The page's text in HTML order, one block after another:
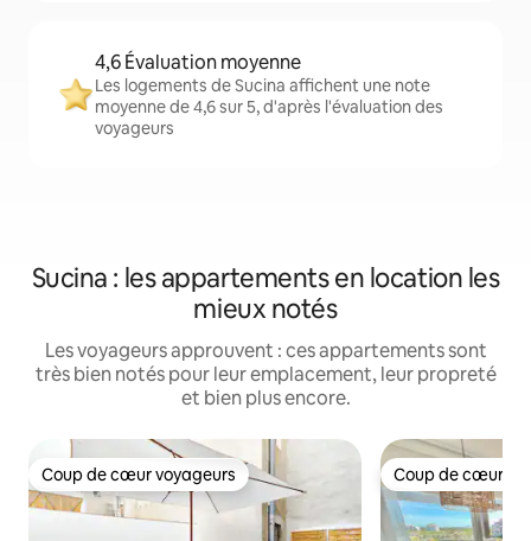
4,6 Évaluation moyenne
Les logements de Sucina affichent une note
moyenne de 4,6 sur 5, d'après l'évaluation des
voyageurs
Sucina : les appartements en location les
mieux notés
Les voyageurs approuvent : ces appartements sont
très bien notés pour leur emplacement, leur propreté
et bien plus encore.
Coup de cœur voyageurs
Coup de cœur voyageurs Coup de cœur
Coup de cœur